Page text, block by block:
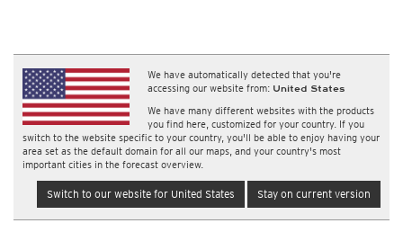
We have automatically detected that you're
accessing our website from: United States
We have many different websites with the products
you find here, customized for your country. If you
switch to the website specific to your country, you'll be able to enjoy having your
area set as the default domain for all our maps, and your country's most
important cities in the forecast overview.
Switch to our website for United States Stay on current version